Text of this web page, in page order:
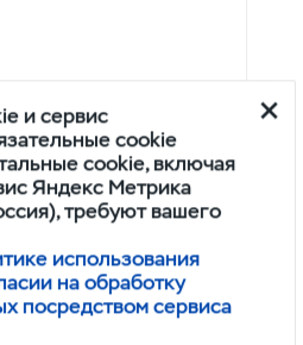
и сервис
cookie
cookie, включая
Яндекс Метрика
требуют вашего
использования
на обработку
посредством сервиса